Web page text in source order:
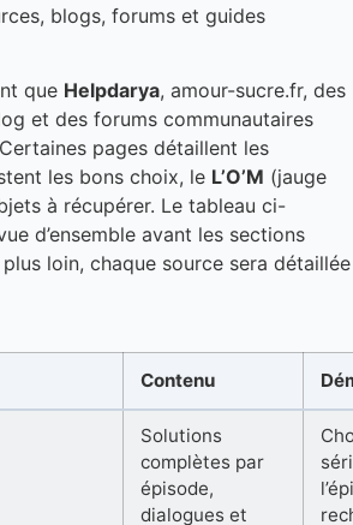
blogs, forums et guides
que Helpdarya, amour-sucre.fr, des
et des forums communautaires
pages détaillent les
les bons choix, le L’O’M (jauge
à récupérer. Le tableau ci-
d’ensemble avant les sections
loin, chaque source sera détaillée
Contenu
Solutions
complètes par
épisode,
dialogues et